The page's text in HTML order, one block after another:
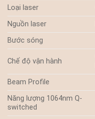
Loại laser
Nguồn laser
Bước sóng
Chế độ vận hành
Beam Profile
Năng lượng 1064nm Q-
switched